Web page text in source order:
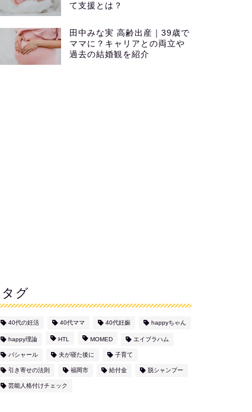
て支援とは？
田中みな実 高齢出産｜39歳で
ママに？キャリアとの両立や
過去の結婚観を紹介
タグ
40代の妊活 40代ママ 40代妊娠 happyちゃん
happy理論 HTL MOMED エイブラハム
バシャール 夫が寝た後に 子育て
引き寄せの法則 福岡市 給付金 脱シャンプー
芸能人格付けチェック